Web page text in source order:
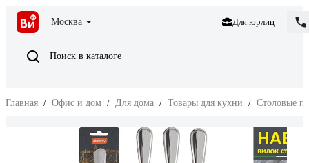
Москва Для юрлиц
Поиск в каталоге
Главная / Офис и дом / Для дома / Товары для кухни / Столовые